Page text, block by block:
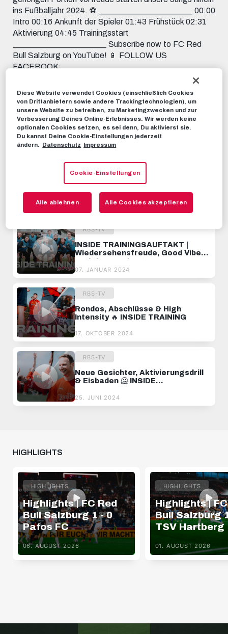
ins Fußballjahr 2024. ⚽️ _______________________ 00:00
Intro 00:16 Ankunft der Spieler 01:43 Frühstück 02:31
Aktivierung 04:45 Trainingsstart
_______________________ Subscribe now to FC Red
Bull Salzburg on YouTube! 📱 FOLLOW US
FACEBOOK:
INSTAGRAM: https://instagram.com/fcredbullsalzburg
TIKTOK: https://www.tiktok.com/@fcredbullsalzburg
TWITTER: https://twitter.com/redbullsalzburg 🎟️ GET
YOUR TICKET: https://www.redbullsalzburg.at/tickets
RBS-TV 07. JANUAR 2024
Tweet
EMPFOHLENE VIDEOS
RBS-TV
INSIDE TRAININGSAUFTAKT |
Wiedersehensfreude, Good Vibes
& High Intensity ⚡️
07. JANUAR 2024
RBS-TV
Rondos, Abschlüsse & High
Intensity 🔥 INSIDE TRAINING
17. OKTOBER 2024
RBS-TV
Neue Gesichter, Aktivierungsdrill
& Eisbaden 🥶 INSIDE
25. JUNI 2024
HIGHLIGHTS
HIGHLIGHTS
Highlights | FC Red
Bull Salzburg 1 - 0
Pafos FC
06. AUGUST 2026
HIGHLIGHTS
Highlights |
Bull Salzburg
TSV Hartberg
01. AUGUST 2026
Diese Website verwendet Cookies (einschließlich Cookies
von Drittanbietern sowie andere Trackingtechnologien), um
unsere Website zu betreiben, zu Marketingzwecken und zur
Verbesserung Deines Online-Erlebnisses. Wir werden keine
optionalen Cookies setzen, es sei denn, Du aktivierst sie.
Du kannst Deine Cookie-Einstellungen jederzeit
ändern. Datenschutz Impressum
Cookie-Einstellungen
Alle ablehnen Alle Cookies akzeptieren